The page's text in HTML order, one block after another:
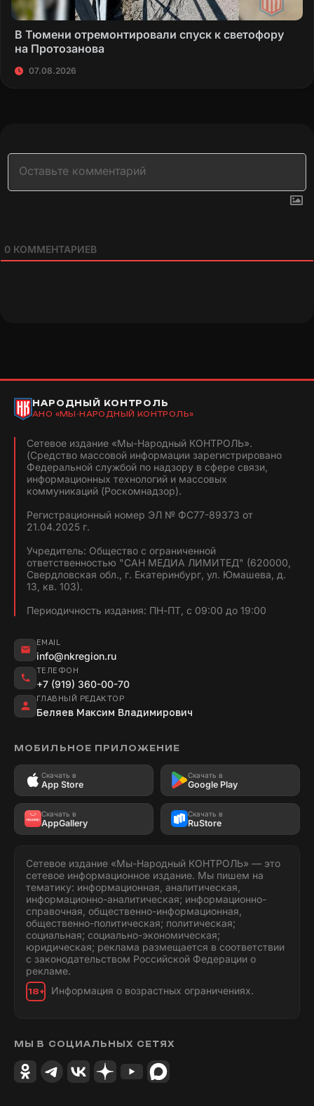
В Тюмени отремонтировали спуск к светофору
на Протозанова
07.08.2026
0 КОММЕНТАРИЕВ
НАРОДНЫЙ КОНТРОЛЬ
АНО «МЫ-НАРОДНЫЙ КОНТРОЛЬ»
Сетевое издание «Мы-Народный КОНТРОЛЬ».
(Средство массовой информации зарегистрировано
Федеральной службой по надзору в сфере связи,
информационных технологий и массовых
коммуникаций (Роскомнадзор).
Регистрационный номер ЭЛ № ФС77-89373 от
21.04.2025 г.
Учредитель: Общество с ограниченной
ответственностью "САН МЕДИА ЛИМИТЕД" (620000,
Свердловская обл., г. Екатеринбург, ул. Юмашева, д.
13, кв. 103).
Периодичность издания: ПН-ПТ, с 09:00 до 19:00
EMAIL
info@nkregion.ru
ТЕЛЕФОН
+7 (919) 360-00-70
ГЛАВНЫЙ РЕДАКТОР
Беляев Максим Владимирович
МОБИЛЬНОЕ ПРИЛОЖЕНИЕ
Скачать в
App Store
Скачать в
Google Play
Скачать в
AppGallery
Скачать в
RuStore
Сетевое издание «Мы-Народный КОНТРОЛЬ» — это
сетевое информационное издание. Мы пишем на
тематику: информационная, аналитическая,
информационно-аналитическая; информационно-
справочная, общественно-информационная,
общественно-политическая; политическая;
социальная; социально-экономическая;
юридическая; реклама размещается в соответствии
с законодательством Российской Федерации о
рекламе.
18+ Информация о возрастных ограничениях.
МЫ В СОЦИАЛЬНЫХ СЕТЯХ